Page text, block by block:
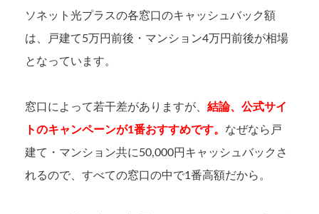
ソネット光プラスの各窓口のキャッシュバック額
は、戸建て5万円前後・マンション4万円前後が相場
となっています。
窓口によって若干差がありますが、 結論、公式サイ
トのキャンペーンが1番おすすめです。 なぜなら戸
建て・マンション共に50,000円キャッシュバックさ
れるので、すべての窓口の中で1番高額だから。